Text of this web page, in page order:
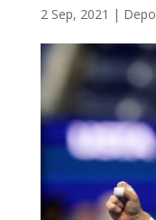
2 Sep, 2021 |